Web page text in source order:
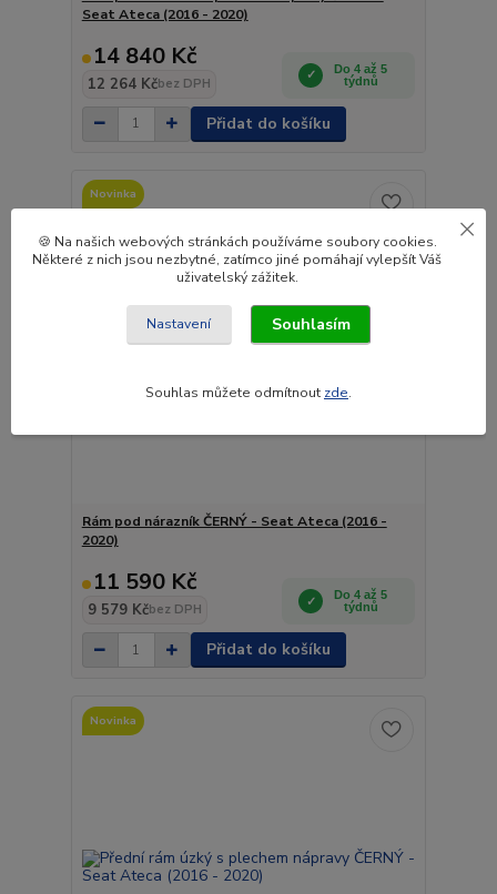
Seat Ateca (2016 - 2020)
14 840 Kč
12 264 Kčbez DPH
Do 4 až 5
týdnů
Přidat do košíku
Novinka
Rám pod nárazník ČERNÝ - Seat Ateca (2016 -
2020)
11 590 Kč
9 579 Kčbez DPH
Do 4 až 5
týdnů
Přidat do košíku
Novinka
🍪 Na našich webových stránkách používáme soubory cookies.
Některé z nich jsou nezbytné, zatímco jiné pomáhají vylepšít Váš
uživatelský zážitek.
Nastavení Souhlasím
Souhlas můžete odmítnout zde.